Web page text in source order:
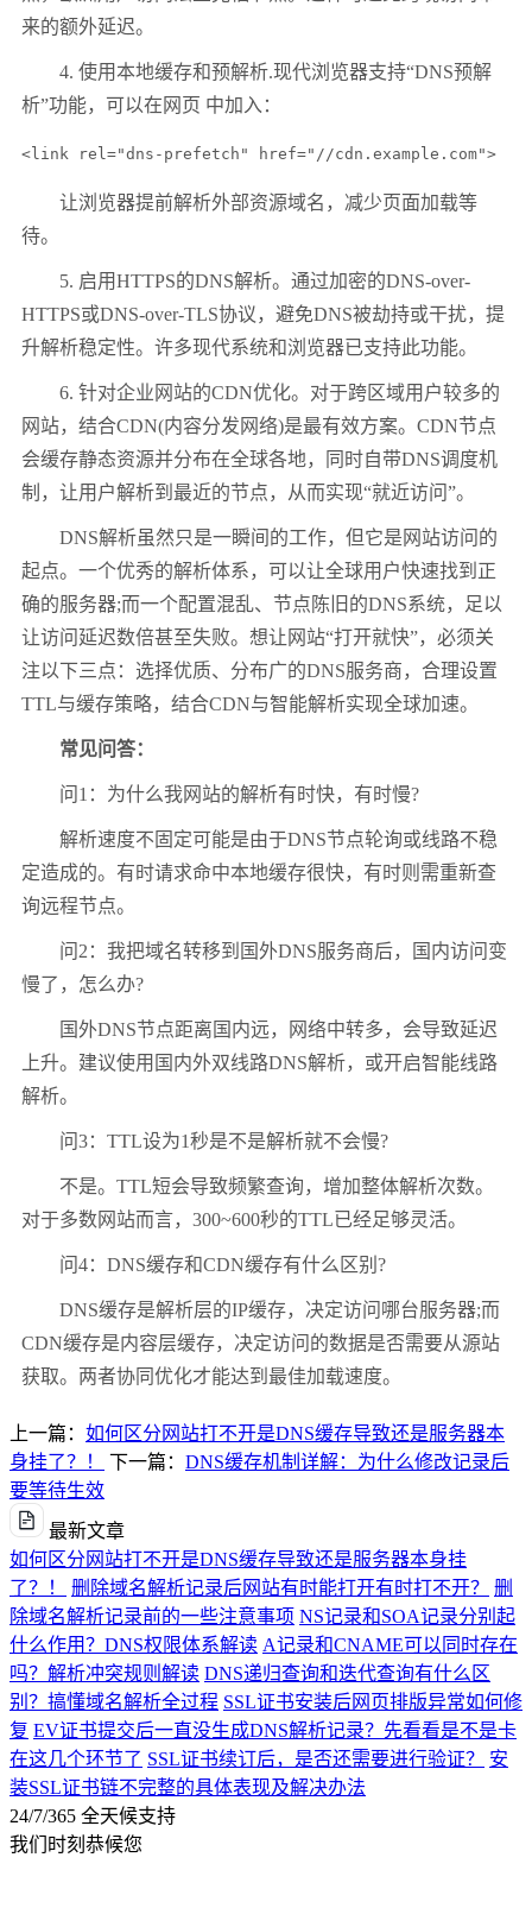
来的额外延迟。
4. 使用本地缓存和预解析.现代浏览器支持“DNS预解
析”功能，可以在网页 中加入：
让浏览器提前解析外部资源域名，减少页面加载等
待。
5. 启用HTTPS的DNS解析。通过加密的DNS-over-
HTTPS或DNS-over-TLS协议，避免DNS被劫持或干扰，提
升解析稳定性。许多现代系统和浏览器已支持此功能。
6. 针对企业网站的CDN优化。对于跨区域用户较多的
网站，结合CDN(内容分发网络)是最有效方案。CDN节点
会缓存静态资源并分布在全球各地，同时自带DNS调度机
制，让用户解析到最近的节点，从而实现“就近访问”。
DNS解析虽然只是一瞬间的工作，但它是网站访问的
起点。一个优秀的解析体系，可以让全球用户快速找到正
确的服务器;而一个配置混乱、节点陈旧的DNS系统，足以
让访问延迟数倍甚至失败。想让网站“打开就快”，必须关
注以下三点：选择优质、分布广的DNS服务商，合理设置
TTL与缓存策略，结合CDN与智能解析实现全球加速。
常见问答：
问1：为什么我网站的解析有时快，有时慢?
解析速度不固定可能是由于DNS节点轮询或线路不稳
定造成的。有时请求命中本地缓存很快，有时则需重新查
询远程节点。
问2：我把域名转移到国外DNS服务商后，国内访问变
慢了，怎么办?
国外DNS节点距离国内远，网络中转多，会导致延迟
上升。建议使用国内外双线路DNS解析，或开启智能线路
解析。
问3：TTL设为1秒是不是解析就不会慢?
不是。TTL短会导致频繁查询，增加整体解析次数。
对于多数网站而言，300~600秒的TTL已经足够灵活。
问4：DNS缓存和CDN缓存有什么区别?
DNS缓存是解析层的IP缓存，决定访问哪台服务器;而
CDN缓存是内容层缓存，决定访问的数据是否需要从源站
获取。两者协同优化才能达到最佳加载速度。
上一篇： 如何区分网站打不开是DNS缓存导致还是服务器本
身挂了？！
下一篇： DNS缓存机制详解：为什么修改记录后
要等待生效
最新文章
如何区分网站打不开是DNS缓存导致还是服务器本身挂
了？！
删除域名解析记录后网站有时能打开有时打不开？
删
除域名解析记录前的一些注意事项 NS记录和SOA记录分别起
什么作用？DNS权限体系解读 A记录和CNAME可以同时存在
吗？解析冲突规则解读 DNS递归查询和迭代查询有什么区
别？搞懂域名解析全过程 SSL证书安装后网页排版异常如何修
复 EV证书提交后一直没生成DNS解析记录？先看看是不是卡
在这几个环节了 SSL证书续订后，是否还需要进行验证？
安
装SSL证书链不完整的具体表现及解决办法
24/7/365 全天候支持
我们时刻恭候您